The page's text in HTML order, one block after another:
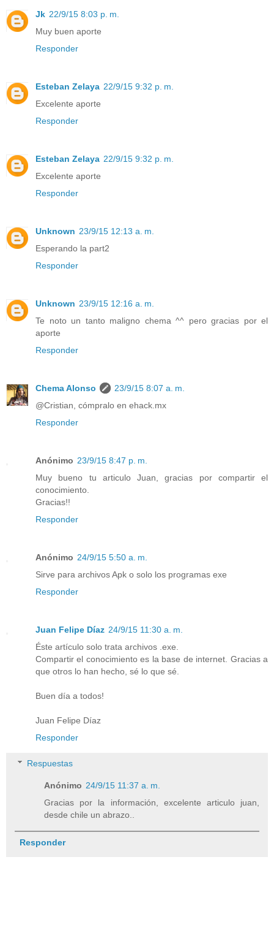
Jk 22/9/15 8:03 p. m.
Muy buen aporte
Responder
Esteban Zelaya 22/9/15 9:32 p. m.
Excelente aporte
Responder
Esteban Zelaya 22/9/15 9:32 p. m.
Excelente aporte
Responder
Unknown 23/9/15 12:13 a. m.
Esperando la part2
Responder
Unknown 23/9/15 12:16 a. m.
Te noto un tanto maligno chema ^^ pero gracias por el
aporte
Responder
Chema Alonso
23/9/15 8:07 a. m.
@Cristian, cómpralo en ehack.mx
Responder
Anónimo 23/9/15 8:47 p. m.
Muy bueno tu articulo Juan, gracias por compartir el
conocimiento.
Gracias!!
Responder
Anónimo 24/9/15 5:50 a. m.
Sirve para archivos Apk o solo los programas exe
Responder
Juan Felipe Díaz 24/9/15 11:30 a. m.
Éste artículo solo trata archivos .exe.
Compartir el conocimiento es la base de internet. Gracias a
que otros lo han hecho, sé lo que sé.
Buen día a todos!
Juan Felipe Díaz
Responder
Respuestas
Anónimo 24/9/15 11:37 a. m.
Gracias por la información, excelente articulo juan,
desde chile un abrazo..
Responder